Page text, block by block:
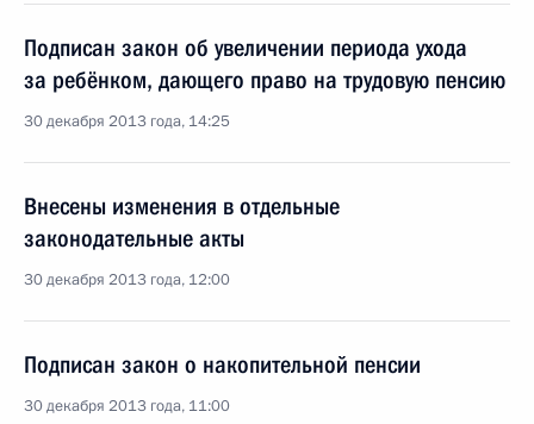
Подписан закон об увеличении периода ухода
за ребёнком, дающего право на трудовую пенсию
30 декабря 2013 года, 14:25
Внесены изменения в отдельные
законодательные акты
30 декабря 2013 года, 12:00
Подписан закон о накопительной пенсии
30 декабря 2013 года, 11:00